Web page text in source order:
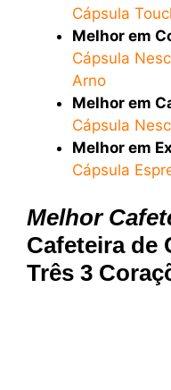
Cápsula
Melhor em
Cápsula
Arno
Melhor em
Cápsula
Melhor em
Cápsula
Melhor
Cafeteira de
Três 3